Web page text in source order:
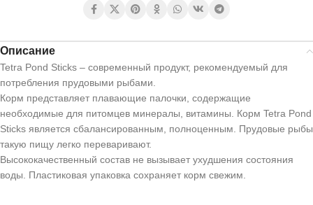
Описание
Tetra Pond Sticks – современный продукт, рекомендуемый для
потребления прудовыми рыбами.
Корм представляет плавающие палочки, содержащие
необходимые для питомцев минералы, витамины. Корм Tetra Pond
Sticks является сбалансированным, полноценным. Прудовые рыбы
такую пищу легко переваривают.
Высококачественный состав не вызывает ухудшения состояния
воды. Пластиковая упаковка сохраняет корм свежим.